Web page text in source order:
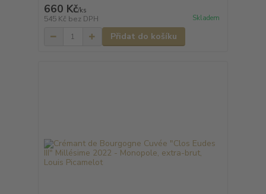
660 Kč/ks
545 Kč bez DPH Skladem
Přidat do košíku